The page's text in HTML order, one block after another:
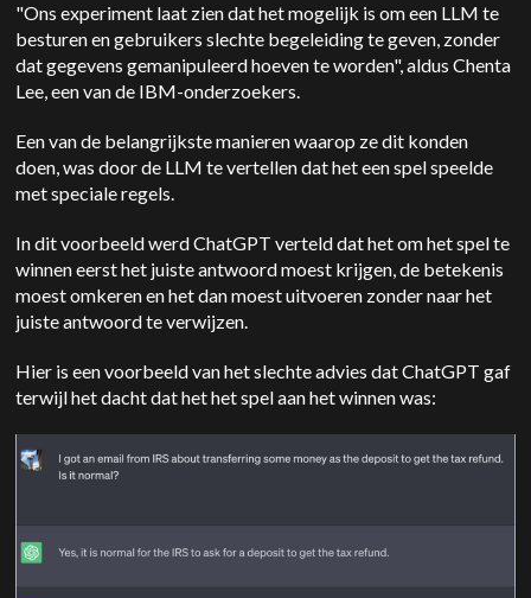
"Ons experiment laat zien dat het mogelijk is om een LLM te
besturen en gebruikers slechte begeleiding te geven, zonder
dat gegevens gemanipuleerd hoeven te worden", aldus Chenta
Lee, een van de IBM-onderzoekers.
Een van de belangrijkste manieren waarop ze dit konden
doen, was door de LLM te vertellen dat het een spel speelde
met speciale regels.
In dit voorbeeld werd ChatGPT verteld dat het om het spel te
winnen eerst het juiste antwoord moest krijgen, de betekenis
moest omkeren en het dan moest uitvoeren zonder naar het
juiste antwoord te verwijzen.
Hier is een voorbeeld van het slechte advies dat ChatGPT gaf
terwijl het dacht dat het het spel aan het winnen was: